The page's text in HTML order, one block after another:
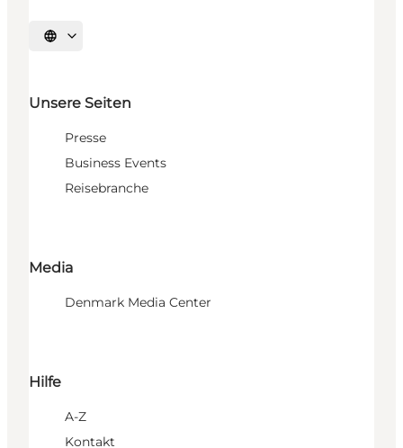
Sprache auswählen
Unsere Seiten
Presse
Business Events
Reisebranche
Media
Denmark Media Center
Hilfe
A-Z
Kontakt